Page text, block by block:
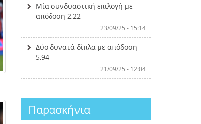
Μία συνδυαστική επιλογή με
απόδοση 2,22
23/09/25 - 15:14
Δύο δυνατά δίπλα με απόδοση
5,94
21/09/25 - 12:04
Παρασκήνια